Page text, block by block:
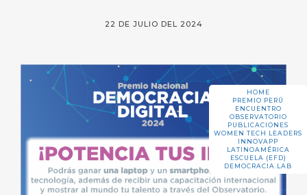
HOME
PREMIO PERÚ
ENCUENTRO
OBSERVATORIO
PUBLICACIONES
WOMEN TECH LEADERS
INNOVAPP
LATINOAMÉRICA
ESCUELA (EFD)
DEMOCRACIA.LAB
22 DE JULIO DEL 2024